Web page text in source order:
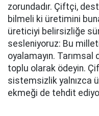
zorundadır. Çiftçi,
bilmeli ki üretimini
üreticiyi belirsizliğe
sesleniyoruz: Bu
oyalamayın.
toplu olarak ödeyin.
sistemsizlik yalnızca
ekmeği de tehdit